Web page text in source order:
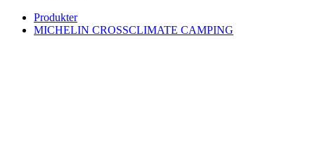
Produkter
MICHELIN CROSSCLIMATE CAMPING